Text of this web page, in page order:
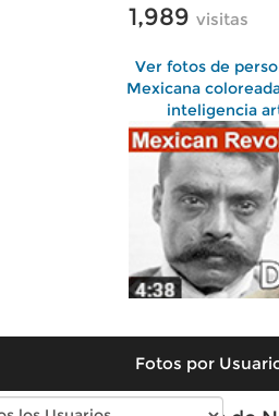
1,989 visitas
Ver fotos de
Mexicana
inteligencia
Fotos por